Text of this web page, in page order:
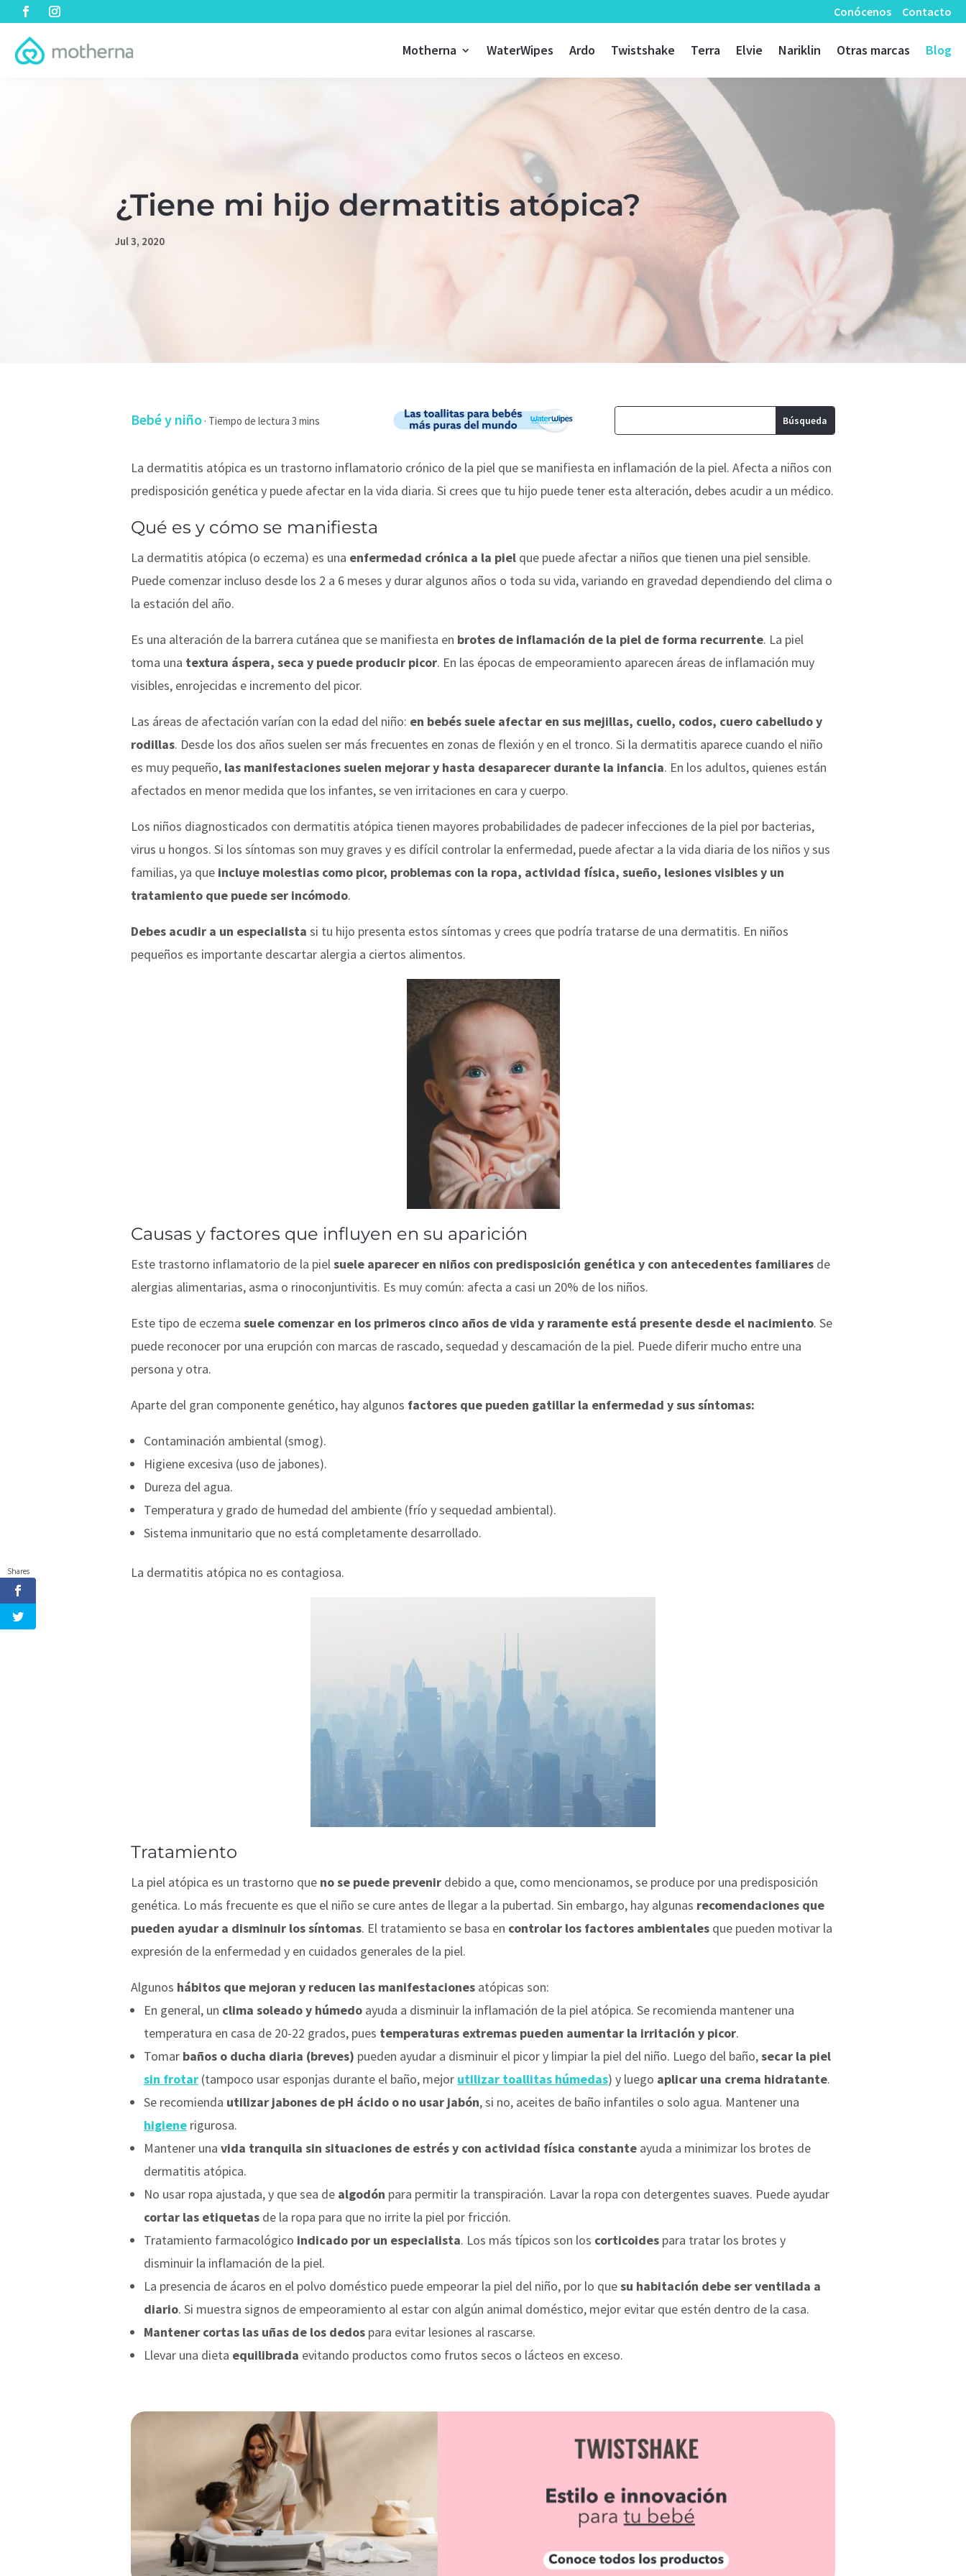
Conócenos Contacto
Motherna WaterWipes Ardo Twistshake Terra Elvie Nariklin Otras marcas Blog
¿Tiene mi hijo dermatitis atópica?
Jul 3, 2020
Bebé y niño ·
La dermatitis atópica es un trastorno inflamatorio crónico de la piel que se manifiesta en inflamación de la piel. Afecta a niños con
predisposición genética y puede afectar en la vida diaria. Si crees que tu hijo puede tener esta alteración, debes acudir a un médico.
Qué es y cómo se manifiesta
La dermatitis atópica (o eczema) es una enfermedad crónica a la piel que puede afectar a niños que tienen una piel sensible.
Puede comenzar incluso desde los 2 a 6 meses y durar algunos años o toda su vida, variando en gravedad dependiendo del clima o
la estación del año.
Es una alteración de la barrera cutánea que se manifiesta en brotes de inflamación de la piel de forma recurrente. La piel
toma una textura áspera, seca y puede producir picor. En las épocas de empeoramiento aparecen áreas de inflamación muy
visibles, enrojecidas e incremento del picor.
Las áreas de afectación varían con la edad del niño: en bebés suele afectar en sus mejillas, cuello, codos, cuero cabelludo y
rodillas. Desde los dos años suelen ser más frecuentes en zonas de flexión y en el tronco. Si la dermatitis aparece cuando el niño
es muy pequeño, las manifestaciones suelen mejorar y hasta desaparecer durante la infancia. En los adultos, quienes están
afectados en menor medida que los infantes, se ven irritaciones en cara y cuerpo.
Los niños diagnosticados con dermatitis atópica tienen mayores probabilidades de padecer infecciones de la piel por bacterias,
virus u hongos. Si los síntomas son muy graves y es difícil controlar la enfermedad, puede afectar a la vida diaria de los niños y sus
familias, ya que incluye molestias como picor, problemas con la ropa, actividad física, sueño, lesiones visibles y un
tratamiento que puede ser incómodo.
Debes acudir a un especialista si tu hijo presenta estos síntomas y crees que podría tratarse de una dermatitis. En niños
pequeños es importante descartar alergia a ciertos alimentos.
Causas y factores que influyen en su aparición
Este trastorno inflamatorio de la pielsuele aparecer en niños con predisposición genética y con antecedentes familiares de
alergias alimentarias, asma o rinoconjuntivitis. Es muy común: afecta a casi un 20% de los niños.
Este tipo de eczema suele comenzar en los primeros cinco años de vida y raramente está presente desde el nacimiento. Se
puede reconocer por una erupción con marcas de rascado, sequedad y descamación de la piel. Puede diferir mucho entre una
persona y otra.
Aparte del gran componente genético, hay algunos factores que pueden gatillar la enfermedad y sus síntomas:
Contaminación ambiental (smog).
Higiene excesiva (uso de jabones).
Dureza del agua.
Temperatura y grado de humedad del ambiente (frío y sequedad ambiental).
Sistema inmunitario que no está completamente desarrollado.
La dermatitis atópica no es contagiosa.
Tratamiento
La piel atópica es un trastorno que no se puede prevenir debido a que, como mencionamos, se produce por una predisposición
genética. Lo más frecuente es que el niño se cure antes de llegar a la pubertad. Sin embargo, hay algunas recomendaciones que
pueden ayudar a disminuir los síntomas. El tratamiento se basa en controlar los factores ambientales que pueden motivar la
expresión de la enfermedad y en cuidados generales de la piel.
Algunos hábitos que mejoran y reducen las manifestaciones atópicas son:
En general, un clima soleado y húmedo ayuda a disminuir la inflamación de la piel atópica. Se recomienda mantener una
temperatura en casa de 20-22 grados, pues temperaturas extremas pueden aumentar la irritación y picor.
Tomar baños o ducha diaria (breves) pueden ayudar a disminuir el picor y limpiar la piel del niño. Luego del baño,secar la piel
sin frotar (tampoco usar esponjas durante el baño, mejor utilizar toallitas húmedas) y luego aplicar una crema hidratante.
Se recomienda utilizar jabones de pH ácido o no usar jabón, si no, aceites de baño infantiles o solo agua. Mantener una
higiene rigurosa.
Mantener una vida tranquila sin situaciones de estrés y con actividad física constante ayuda a minimizar los brotes de
dermatitis atópica.
No usar ropa ajustada, y que sea de algodón para permitir la transpiración. Lavar la ropa con detergentes suaves. Puede ayudar
cortar las etiquetas de la ropa para que no irrite la piel por fricción.
Tratamiento farmacológico indicado por un especialista. Los más típicos son los corticoides para tratar los brotes y
disminuir la inflamación de la piel.
La presencia de ácaros en el polvo doméstico puede empeorar la piel del niño, por lo quesu habitación debe ser ventilada a
diario. Si muestra signos de empeoramiento al estar con algún animal doméstico, mejor evitar que estén dentro de la casa.
Mantener cortas las uñas de los dedos para evitar lesiones al rascarse.
Llevar una dieta equilibrada evitando productos como frutos secos o lácteos en exceso.
Shares